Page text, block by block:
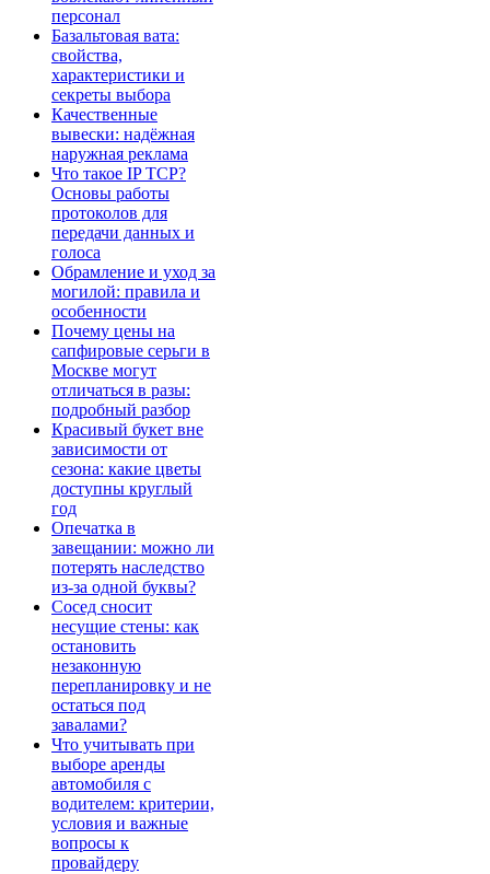
персонал
Базальтовая вата:
свойства,
характеристики и
секреты выбора
Качественные
вывески: надёжная
наружная реклама
Что такое IP TCP?
Основы работы
протоколов для
передачи данных и
голоса
Обрамление и уход за
могилой: правила и
особенности
Почему цены на
сапфировые серьги в
Москве могут
отличаться в разы:
подробный разбор
Красивый букет вне
зависимости от
сезона: какие цветы
доступны круглый
год
Опечатка в
завещании: можно ли
потерять наследство
из-за одной буквы?
Сосед сносит
несущие стены: как
остановить
незаконную
перепланировку и не
остаться под
завалами?
Что учитывать при
выборе аренды
автомобиля с
водителем: критерии,
условия и важные
вопросы к
провайдеру